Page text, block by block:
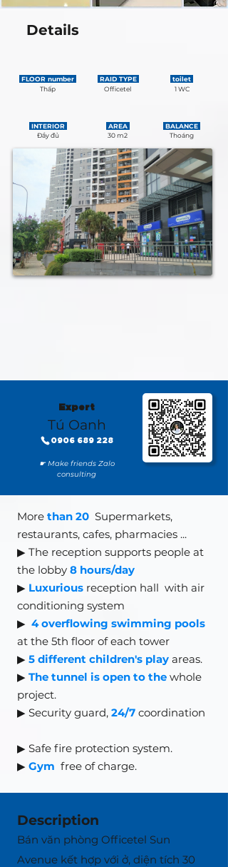
Details
FLOOR number
Thấp
RAID TYPE
Officetel
toilet
1 WC
INTERIOR
Đầy đủ
AREA
30 m2
BALANCE
Thoáng
Expert
Tú Oanh
0906 689 228
☛ Make friends Zalo
consulting
More than 20 Supermarkets,
restaurants, cafes, pharmacies ...
▶ The reception supports people at
the lobby 8 hours/day
▶ Luxurious reception hall with air
conditioning system
▶ 4 overflowing swimming pools
at the 5th floor of each tower
▶ 5 different children's play areas.
▶ The tunnel is open to the whole
project.
▶ Security guard, 24/7 coordination
▶ Safe fire protection system.
▶ Gym free of charge.
Description
Bán văn phòng Officetel Sun
Avenue kết hợp với ở, diện tích 30